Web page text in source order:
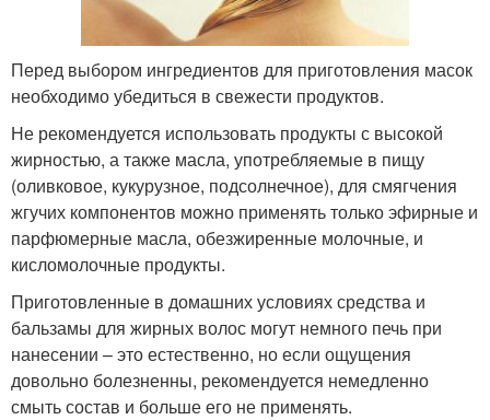
Перед выбором ингредиентов для приготовления масок
необходимо убедиться в свежести продуктов.
Не рекомендуется использовать продукты с высокой
жирностью, а также масла, употребляемые в пищу
(оливковое, кукурузное, подсолнечное), для смягчения
жгучих компонентов можно применять только эфирные и
парфюмерные масла, обезжиренные молочные, и
кисломолочные продукты.
Приготовленные в домашних условиях средства и
бальзамы для жирных волос могут немного печь при
нанесении – это естественно, но если ощущения
довольно болезненны, рекомендуется немедленно
смыть состав и больше его не применять.